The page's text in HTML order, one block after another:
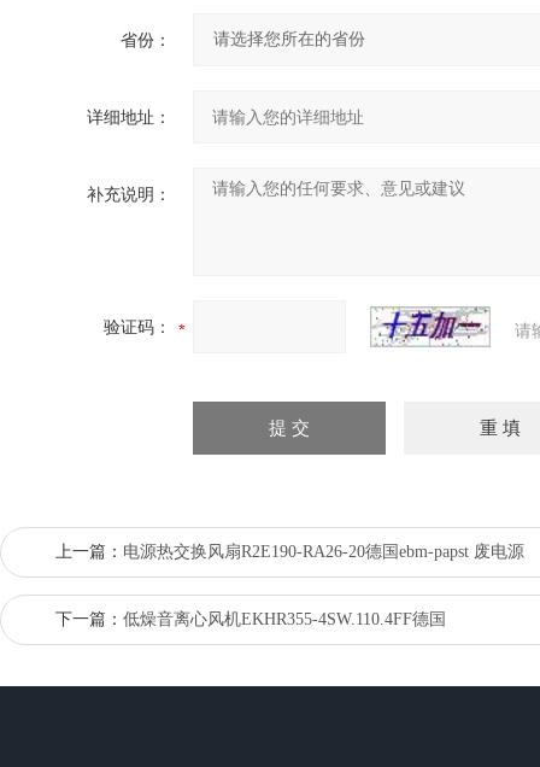
省份：
详细地址：
补充说明：
验证码： 请
上一篇： 电源热交换风扇R2E190-RA26-20德国ebm-papst 废电源
下一篇： 低燥音离心风机EKHR355-4SW.110.4FF德国